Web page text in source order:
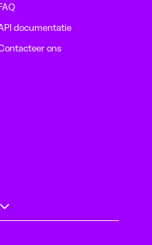
documentatie
ons